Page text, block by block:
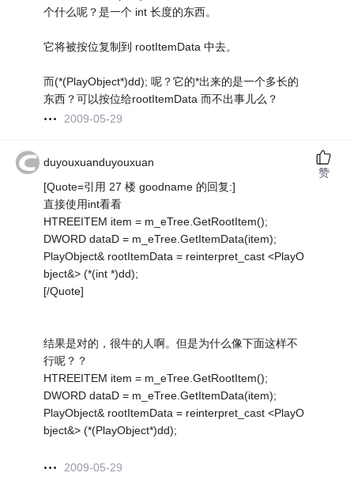
个什么呢？是一个 int 长度的东西。
它将被按位复制到 rootItemData 中去。
而(*(PlayObject*)dd); 呢？它的*出来的是一个多长的
东西？可以按位给rootItemData 而不出事儿么？
2009-05-29
duyouxuanduyouxuan
[Quote=引用 27 楼 goodname 的回复:]
直接使用int看看
HTREEITEM item = m_eTree.GetRootItem();
DWORD dataD = m_eTree.GetItemData(item);
PlayObject& rootItemData = reinterpret_cast <PlayO
bject&> (*(int *)dd);
[/Quote]
结果是对的，很牛的人啊。但是为什么像下面这样不
行呢？？
HTREEITEM item = m_eTree.GetRootItem();
DWORD dataD = m_eTree.GetItemData(item);
PlayObject& rootItemData = reinterpret_cast <PlayO
bject&> (*(PlayObject*)dd);
2009-05-29
赞